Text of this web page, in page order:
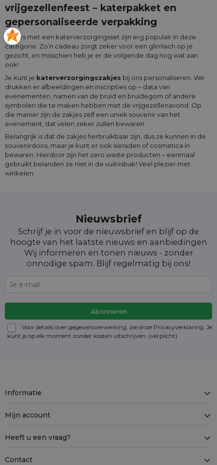
vrijgezellenfeest – katerpakket en
gepersonaliseerde verpakking
Zakjes met een katerverzorgingsset zijn erg populair in deze
categorie. Zo’n cadeau zorgt zeker voor een glimlach op je
gezicht, en misschien heb je er de volgende dag nog wat aan
ook!
Je kunt je katerverzorgingszakjes bij ons personaliseren. We
drukken er afbeeldingen en inscripties op – data van
evenementen, namen van de bruid en bruidegom of andere
symbolen die te maken hebben met de vrijgezellenavond. Op
die manier zijn de zakjes zelf een uniek souvenir van het
evenement, dat velen zeker zullen bewaren.
Belangrijk is dat de zakjes herbruikbaar zijn, dus ze kunnen in de
souvenirdoos, maar je kunt er ook sieraden of cosmetica in
bewaren. Hierdoor zijn het zero waste producten – eenmaal
gebruikt belanden ze niet in de vuilnisbak! Veel plezier met
winkelen.
Nieuwsbrief
Schrijf je in voor de nieuwsbrief en blijf op de
hoogte van het laatste nieuws en aanbiedingen
Wij informeren en tonen nieuws - zonder
onnodige spam. Blijf regelmatig bij ons!
Voor details over gegevensverwerking, zie onze Privacyverklaring. Je
kunt je op elk moment zonder kosten uitschrijven . (verplicht)
Informatie
Mijn account
Heeft u een vraag?
Contact